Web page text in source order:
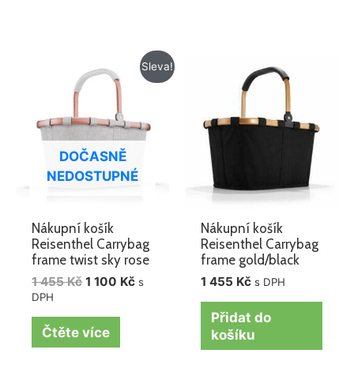
Sleva!
DOČASNĚ
NEDOSTUPNÉ
Nákupní košík
Reisenthel Carrybag
frame twist sky rose
1 455Kč
cena
455 Kč.
1 100 Kč
Aktuální
cena
100 Kč.
s
DPH
Čtěte více
Nákupní košík
Reisenthel Carrybag
frame gold/black
1 455 Kč s DPH
Přidat do
košíku